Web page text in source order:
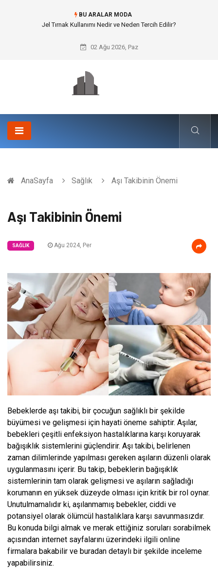
BU ARALAR MODA
Rss3 ile Otomotiv ve Lastik Sanayisinde Yüksek Mukavemet
02 Ağu 2026, Paz
AnaSayfa Sağlık Aşı Takibinin Önemi
Aşı Takibinin Önemi
SAĞLIK Ağu 2024, Per
Bebeklerde aşı takibi, bir çocuğun sağlıklı bir şekilde
büyümesi ve gelişmesi için hayati öneme sahiptir. Aşılar,
bebekleri çeşitli enfeksiyon hastalıklarına karşı koruyarak
bağışıklık sistemlerini güçlendirir. Aşı takibi, belirlenen
zaman dilimlerinde yapılması gereken aşıların düzenli olarak
uygulanmasını içerir. Bu takip, bebeklerin bağışıklık
sistemlerinin tam olarak gelişmesi ve aşıların sağladığı
korumanın en yüksek düzeyde olması için kritik bir rol oynar.
Unutulmamalıdır ki, aşılanmamış bebekler, ciddi ve
potansiyel olarak ölümcül hastalıklara karşı savunmasızdır.
Bu konuda bilgi almak ve merak ettiğiniz soruları sorabilmek
açısından internet sayfalarını üzerindeki ilgili online
firmalara bakabilir ve buradan detaylı bir şekilde inceleme
yapabilirsiniz.